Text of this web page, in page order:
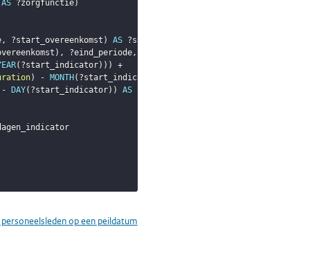
AS ?zorgfunctie)
, ?start_overeenkomst ) AS ?start_indicator
) , ?eind_periode,
( ?start_indicator) ) )
+
) - MONTH ( ?start_indicator
DAY( ?start_indicator) ) AS
op een peildatum